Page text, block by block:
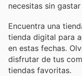
necesitas sin
Encuentra una
tienda digital para
en estas fechas.
disfrutar de tus
tiendas favoritas.